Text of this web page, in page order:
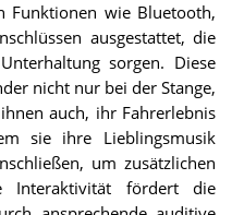
Funktionen wie Bluetooth,
ausgestattet, die
sorgen. Diese
nicht nur bei der Stange,
auch, ihr Fahrerlebnis
sie ihre Lieblingsmusik
um zusätzlichen
Interaktivität fördert die